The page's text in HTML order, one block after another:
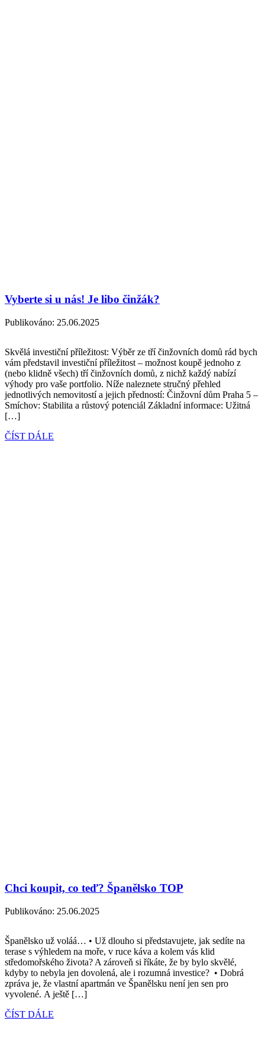
Vyberte si u nás! Je libo činžák?
Publikováno: 25.06.2025
Skvělá investiční příležitost: Výběr ze tří činžovních domů rád bych
vám představil investiční příležitost – možnost koupě jednoho z
(nebo klidně všech) tří činžovních domů, z nichž každý nabízí
výhody pro vaše portfolio. Níže naleznete stručný přehled
jednotlivých nemovitostí a jejich předností: Činžovní dům Praha 5 –
Smíchov: Stabilita a růstový potenciál Základní informace: Užitná
[…]
ČÍST DÁLE
Chci koupit, co teď? Španělsko TOP
Publikováno: 25.06.2025
Španělsko už voláá… • Už dlouho si představujete, jak sedíte na
terase s výhledem na moře, v ruce káva a kolem vás klid
středomořského života? A zároveň si říkáte, že by bylo skvělé,
kdyby to nebyla jen dovolená, ale i rozumná investice? • Dobrá
zpráva je, že vlastní apartmán ve Španělsku není jen sen pro
vyvolené. A ještě […]
ČÍST DÁLE